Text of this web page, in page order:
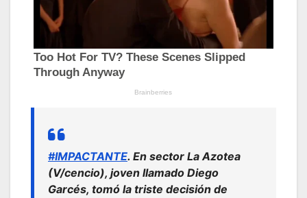
#IMPACTANTE. En sector La Azotea
(V/cencio), joven llamado Diego
Garcés, tomó la triste decisión de